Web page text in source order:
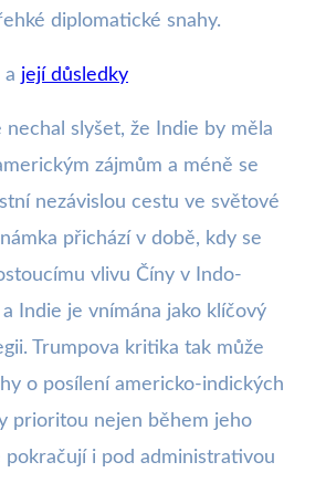
diplomatické snahy.
a její důsledky
nechal slyšet, že Indie by měla
zájmům a méně se
nezávislou cestu ve světové
přichází v době, kdy se
vlivu Číny v Indo-
Indie je vnímána jako klíčový
Trumpova kritika tak může
o posílení americko-indických
prioritou nejen během jeho
pokračují i pod administrativou